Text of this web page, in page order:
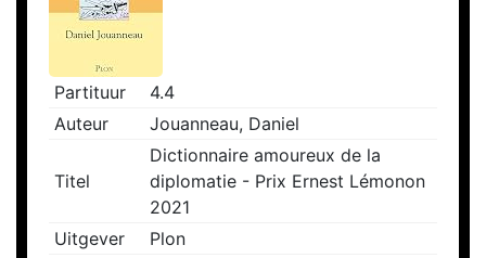
Partituur
4.4
Auteur
Jouanneau, Daniel
Titel
Dictionnaire amoureux de la
diplomatie - Prix Ernest Lémonon
2021
Uitgever
Plon